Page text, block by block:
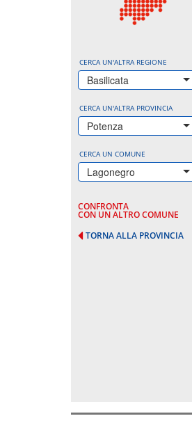
CERCA UN'ALTRA REGIONE
Basilicata
CERCA UN'ALTRA PROVINCIA
Potenza
CERCA UN COMUNE
Lagonegro
CONFRONTA
CON UN ALTRO COMUNE
TORNA ALLA PROVINCIA